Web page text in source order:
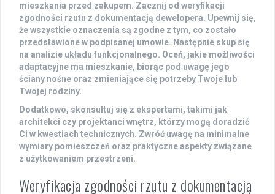
mieszkania przed zakupem. Zacznij od weryfikacji
zgodności rzutu z dokumentacją dewelopera. Upewnij się,
że wszystkie oznaczenia są zgodne z tym, co zostało
przedstawione w podpisanej umowie. Następnie skup się
na analizie układu funkcjonalnego. Oceń, jakie możliwości
adaptacyjne ma mieszkanie, biorąc pod uwagę jego
ściany nośne oraz zmieniające się potrzeby Twoje lub
Twojej rodziny.
Dodatkowo, skonsultuj się z ekspertami, takimi jak
architekci czy projektanci wnętrz, którzy mogą doradzić
Ci w kwestiach technicznych. Zwróć uwagę na minimalne
wymiary pomieszczeń oraz praktyczne aspekty związane
z użytkowaniem przestrzeni.
Weryfikacja zgodności rzutu z dokumentacją